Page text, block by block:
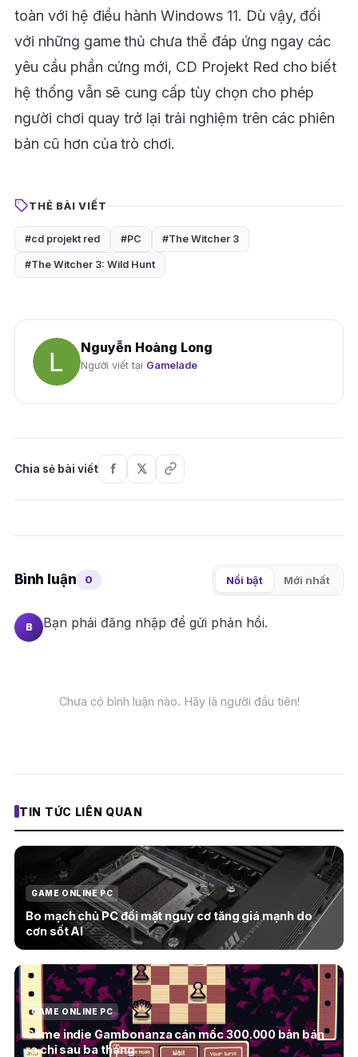
toàn với hệ điều hành Windows 11. Dù vậy, đối
với những game thủ chưa thể đáp ứng ngay các
yêu cầu phần cứng mới, CD Projekt Red cho biết
hệ thống vẫn sẽ cung cấp tùy chọn cho phép
người chơi quay trở lại trải nghiệm trên các phiên
bản cũ hơn của trò chơi.
THẺ BÀI VIẾT
#cd projekt red #PC #The Witcher 3
#The Witcher 3: Wild Hunt
Nguyễn Hoàng Long
Người viết tại Gamelade
Chia sẻ bài viết
Bình luận 0 Nổi bật Mới nhất
B Bạn phải đăng nhập để gửi phản hồi.
Chưa có bình luận nào. Hãy là người đầu tiên!
TIN TỨC LIÊN QUAN
GAME ONLINE PC
Bo mạch chủ PC đối mặt nguy cơ tăng giá mạnh do
cơn sốt AI
GAME ONLINE PC
Game indie Gambonanza cán mốc 300.000 bản bán
ra chỉ sau ba tháng